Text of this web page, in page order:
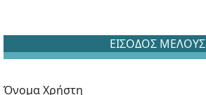
ΕΙΣΟΔΟΣ ΜΕΛΟΥΣ
Όνομα Χρήστη